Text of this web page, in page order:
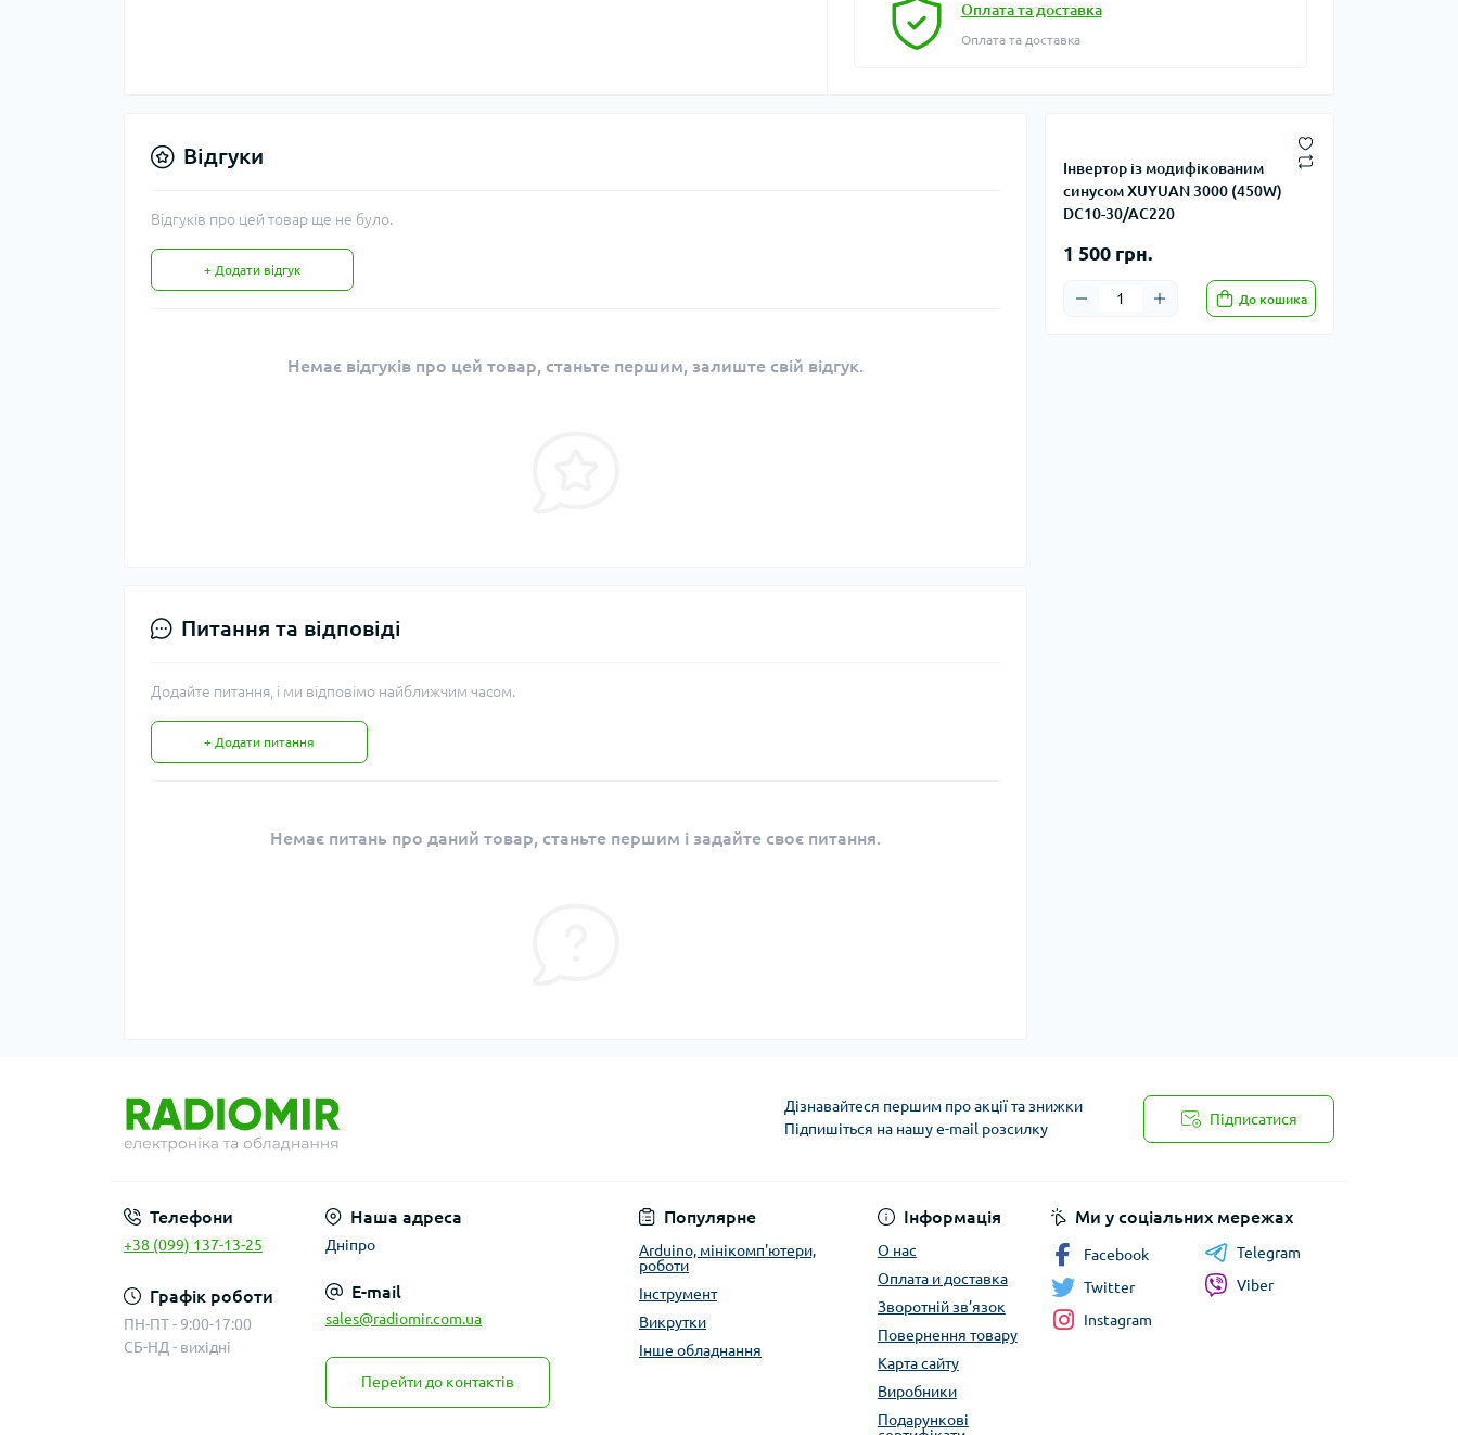
Оплата та доставка
Оплата та доставка
Інвертор із модифікованим
синусом XUYUAN 3000 (450W)
DC10-30/AC220
1 500 грн.
До кошика
Відгуки
Відгуків про цей товар ще не було.
+ Додати відгук
Немає відгуків про цей товар, станьте першим, залиште свій відгук.
Питання та відповіді
Додайте питання, і ми відповімо найближчим часом.
+ Додати питання
Немає питань про даний товар, станьте першим і задайте своє питання.
Дізнавайтеся першим про акції та знижки
Підпишіться на нашу e-mail розсилку
Підписатися
Телефони
+38 (099) 137-13-25
Графік роботи
ПН-ПТ - 9:00-17:00
СБ-НД - вихідні
Наша адреса
Дніпро
E-mail
sales@radiomir.com.ua
Перейти до контактів
Популярне
Arduino, мінікомп'ютери,
роботи
Інструмент
Викрутки
Інше обладнання
Інформація
О нас
Оплата и доставка
Зворотній зв’язок
Повернення товару
Карта сайту
Виробники
Подарункові
Ми у соціальних мережах
Facebook
Twitter
Instagram
Telegram
Viber